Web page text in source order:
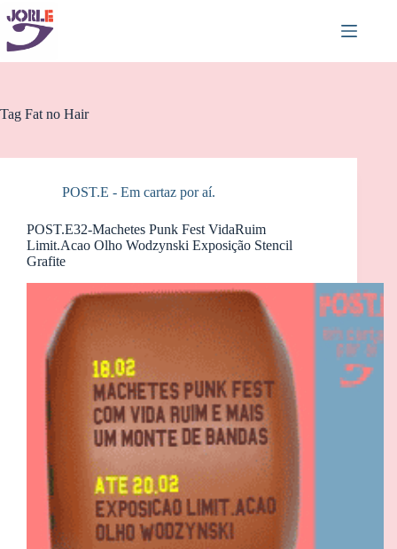
Pular
para
conteúdo
Tag Fat no Hair
POST.E - Em cartaz por aí.
POST.E32-Machetes Punk Fest VidaRuim
Limit.Acao Olho Wodzynski Exposição Stencil
Grafite